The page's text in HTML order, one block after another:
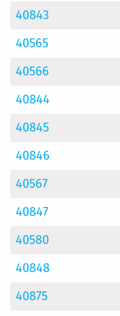
40843
40565
40566
40844
40845
40846
40567
40847
40580
40848
40875